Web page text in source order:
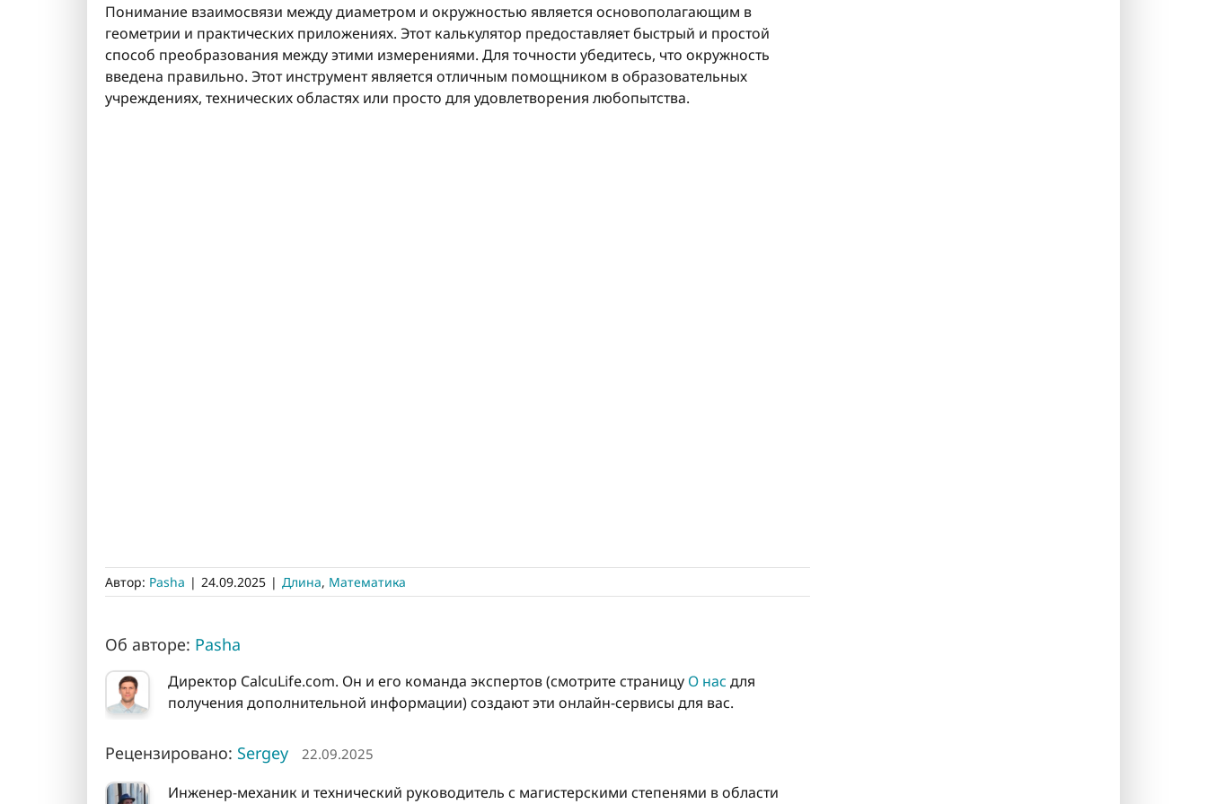
Понимание взаимосвязи между диаметром и окружностью является основополагающим в
геометрии и практических приложениях. Этот калькулятор предоставляет быстрый и простой
способ преобразования между этими измерениями. Для точности убедитесь, что окружность
введена правильно. Этот инструмент является отличным помощником в образовательных
учреждениях, технических областях или просто для удовлетворения любопытства.
Автор: Pasha | 24.09.2025 | Длина, Математика
Об авторе: Pasha
Директор CalcuLife.com. Он и его команда экспертов (смотрите страницу О нас для
получения дополнительной информации) создают эти онлайн-сервисы для вас.
Рецензировано: Sergey 22.09.2025
Инженер-механик и технический руководитель с магистерскими степенями в области